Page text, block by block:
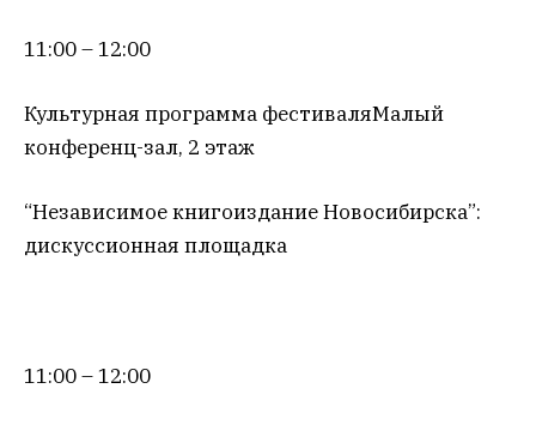
11:00 – 12:00
Культурная программа фестиваляМалый
конференц-зал, 2 этаж
“Независимое книгоиздание Новосибирска”:
дискуссионная площадка
11:00 – 12:00